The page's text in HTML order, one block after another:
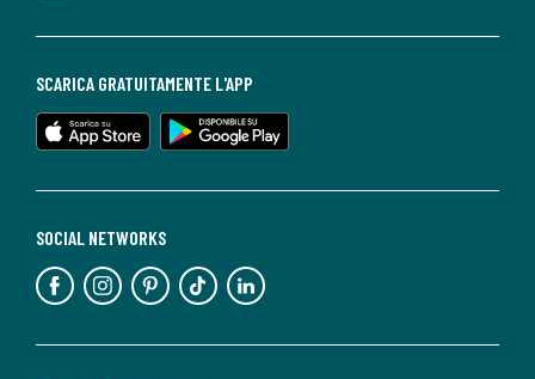
SOCIAL NETWORKS
SCARICA GRATUITAMENTE L'APP